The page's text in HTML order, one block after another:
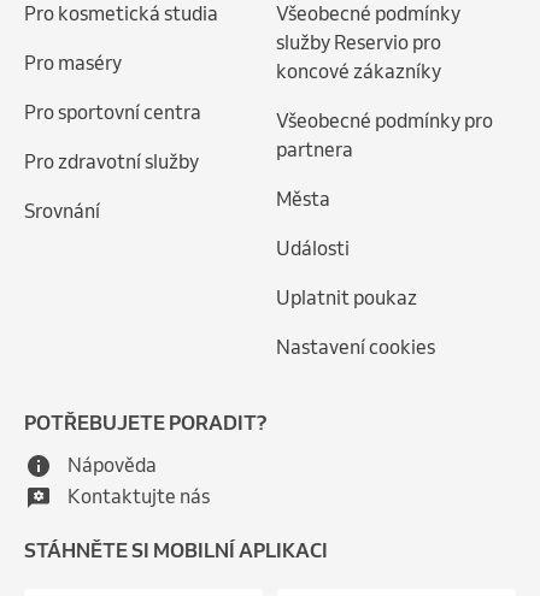
Pro kosmetická studia
Pro maséry
Pro sportovní centra
Pro zdravotní služby
Srovnání
Všeobecné podmínky
služby Reservio pro
koncové zákazníky
Všeobecné podmínky pro
partnera
Města
Události
Uplatnit poukaz
Nastavení cookies
POTŘEBUJETE PORADIT?
Nápověda
Kontaktujte nás
STÁHNĚTE SI MOBILNÍ APLIKACI